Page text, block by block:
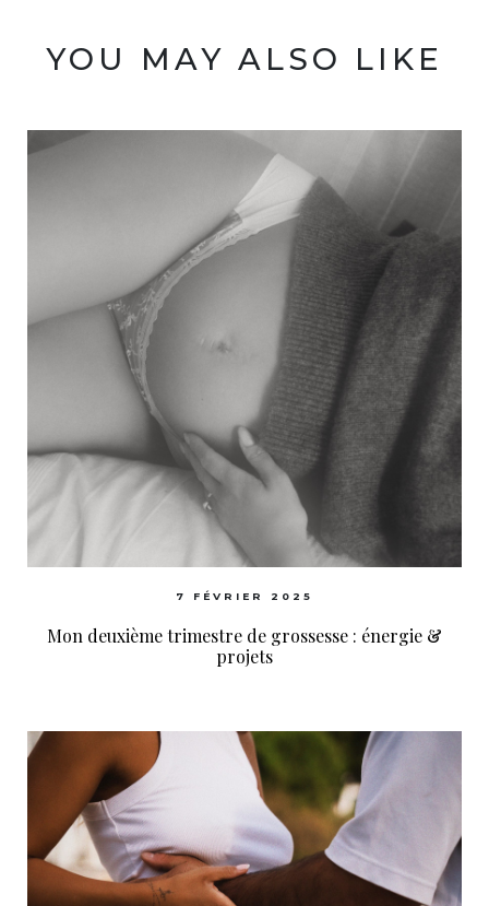
YOU MAY ALSO LIKE
7 FÉVRIER 2025
Mon deuxième trimestre de grossesse : énergie &
projets